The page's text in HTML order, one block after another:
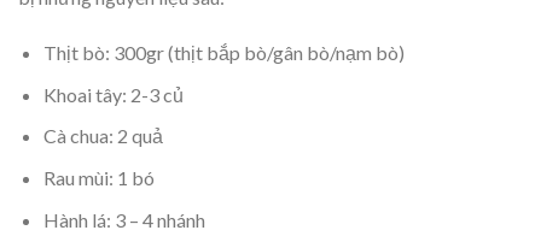
Thịt bò: 300gr (thịt bắp bò/gân bò/nạm bò)
Khoai tây: 2-3 củ
Cà chua: 2 quả
Rau mùi: 1 bó
Hành lá: 3 – 4 nhánh